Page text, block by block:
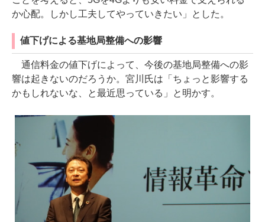
か心配。しかし工夫してやっていきたい」とした。
値下げによる基地局整備への影響
通信料金の値下げによって、今後の基地局整備への影
響は起きないのだろうか。宮川氏は「ちょっと影響する
かもしれないな、と最近思っている」と明かす。